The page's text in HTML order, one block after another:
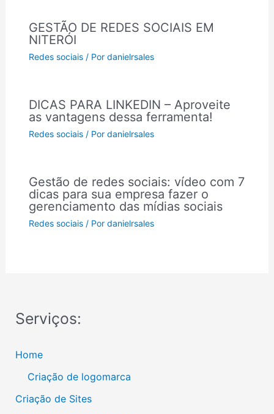
GESTÃO DE REDES SOCIAIS EM
NITERÓI
Redes sociais / Pordanielrsales
DICAS PARA LINKEDIN – Aproveite
as vantagens dessa ferramenta!
Redes sociais / Pordanielrsales
Gestão de redes sociais: vídeo com 7
dicas para sua empresa fazer o
gerenciamento das mídias sociais
Redes sociais / Pordanielrsales
Serviços:
Home
Criação de logomarca
Criação de Sites